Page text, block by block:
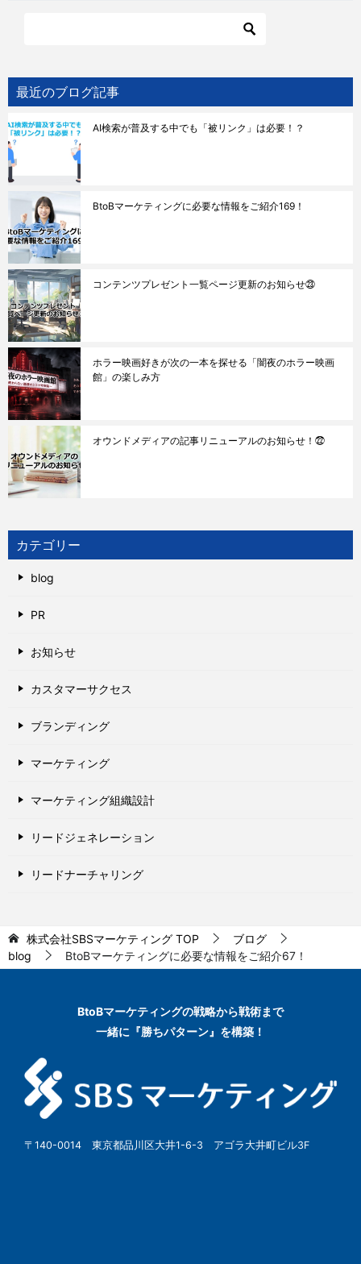
ョ
ン
最近のブログ記事
AI検索が普及する中でも「被リンク」は必要！？
BtoBマーケティングに必要な情報をご紹介169！
コンテンツプレゼント一覧ページ更新のお知らせ㉓
ホラー映画好きが次の一本を探せる「闇夜のホラー映画
館」の楽しみ方
オウンドメディアの記事リニューアルのお知らせ！㉒
カテゴリー
blog
PR
お知らせ
カスタマーサクセス
ブランディング
マーケティング
マーケティング組織設計
リードジェネレーション
リードナーチャリング
株式会社SBSマーケティング TOP
ブログ
blog
BtoBマーケティングに必要な情報をご紹介67！
BtoBマーケティングの戦略から戦術まで
一緒に『勝ちパターン』を構築！
〒140-0014 東京都品川区大井1-6-3 アゴラ大井町ビル3F